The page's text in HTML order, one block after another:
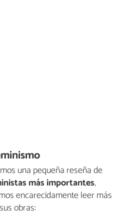
una pequeña reseña de
más importantes,
encarecidamente leer más
obras: